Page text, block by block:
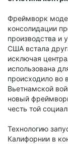
Фреймворк
консолидации
производства и
США встала
исключая
использована
происходило во
Вьетнамской
новый
честь той
Технологию
Калифорнии в